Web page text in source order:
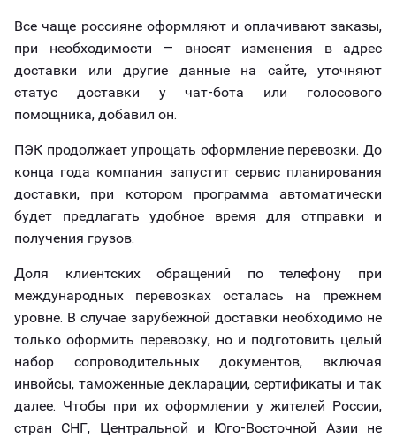
Все чаще россияне оформляют и оплачивают заказы,
при необходимости — вносят изменения в адрес
доставки или другие данные на сайте, уточняют
статус доставки у чат-бота или голосового
помощника, добавил он.
ПЭК продолжает упрощать оформление перевозки. До
конца года компания запустит сервис планирования
доставки, при котором программа автоматически
будет предлагать удобное время для отправки и
получения грузов.
Доля клиентских обращений по телефону при
международных перевозках осталась на прежнем
уровне. В случае зарубежной доставки необходимо не
только оформить перевозку, но и подготовить целый
набор сопроводительных документов, включая
инвойсы, таможенные декларации, сертификаты и так
далее. Чтобы при их оформлении у жителей России,
стран СНГ, Центральной и Юго-Восточной Азии не